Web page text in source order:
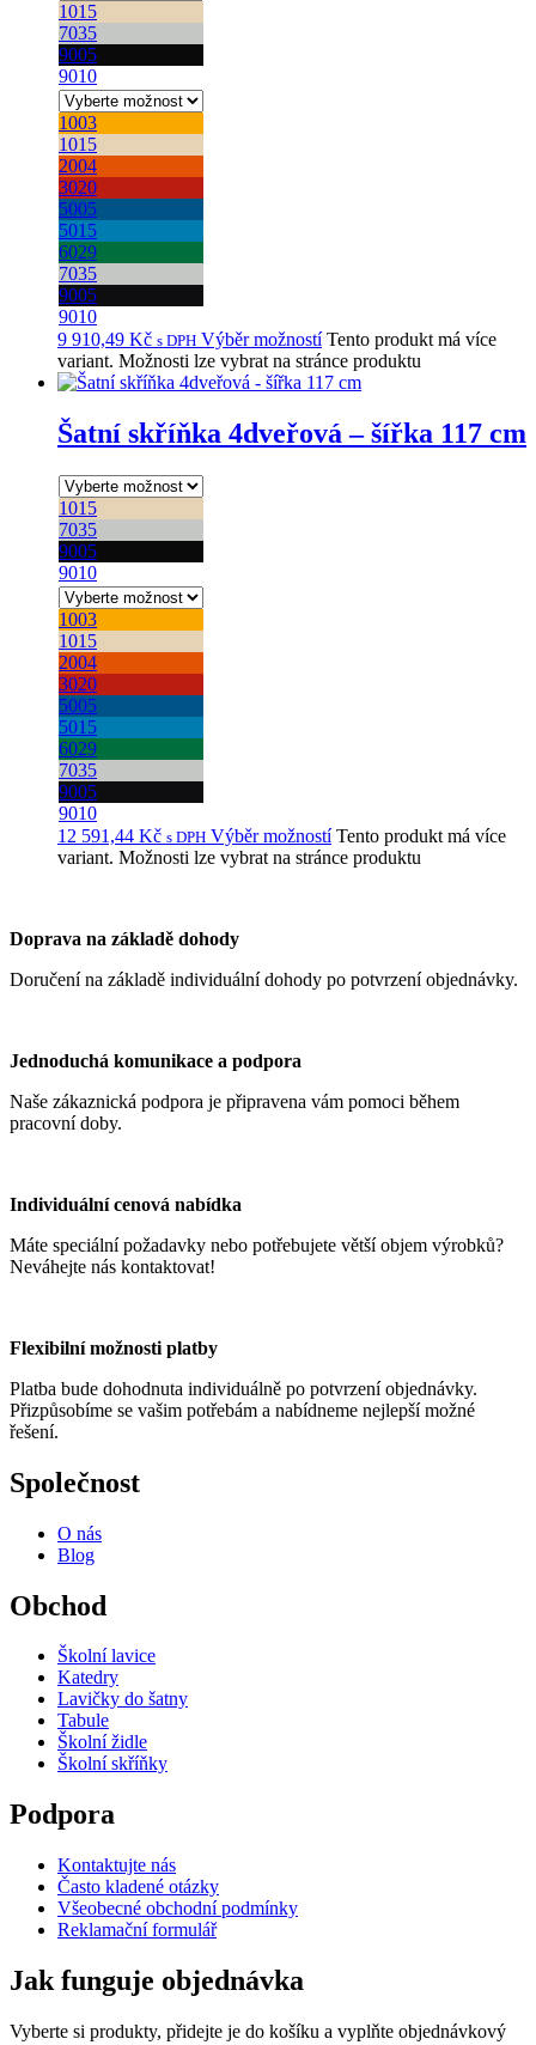
1015
7035
9005
9010
1003
1015
2004
3020
5005
5015
6029
7035
9005
9010
9 910,49 Kč s DPH Výběr možností Tento produkt má více
variant. Možnosti lze vybrat na stránce produktu
Šatní skříňka 4dveřová – šířka 117 cm
1015
7035
9005
9010
1003
1015
2004
3020
5005
5015
6029
7035
9005
9010
12 591,44 Kč s DPH Výběr možností Tento produkt má více
variant. Možnosti lze vybrat na stránce produktu
Doprava na základě dohody
Doručení na základě individuální dohody po potvrzení objednávky.
Jednoduchá komunikace a podpora
Naše zákaznická podpora je připravena vám pomoci během
pracovní doby.
Individuální cenová nabídka
Máte speciální požadavky nebo potřebujete větší objem výrobků?
Neváhejte nás kontaktovat!
Flexibilní možnosti platby
Platba bude dohodnuta individuálně po potvrzení objednávky.
Přizpůsobíme se vašim potřebám a nabídneme nejlepší možné
řešení.
Společnost
O nás
Blog
Obchod
Školní lavice
Katedry
Lavičky do šatny
Tabule
Školní židle
Školní skříňky
Podpora
Kontaktujte nás
Často kladené otázky
Všeobecné obchodní podmínky
Reklamační formulář
Jak funguje objednávka
Vyberte si produkty, přidejte je do košíku a vyplňte objednávkový